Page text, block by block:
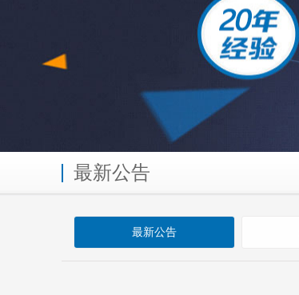
最新公告
最新公告